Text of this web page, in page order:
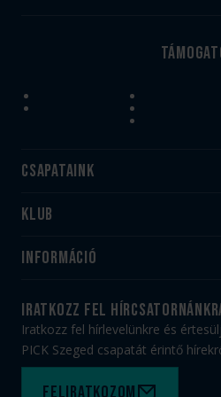
Csapataink
Felnőtt
Utánpótlás
Klub
#HandballFamily
Munkatársaink
PICK Aréna
Sajtóakkreditáció
Információ
Jegy- és bérletvásárlás
Webshop
Adatvédelem
iratkozz fel
Iratkozz fel hírlevelünkre és
PICK Szeged csapatát érintő
Feliratkozom